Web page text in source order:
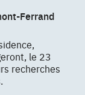
Ferrand
le 23
recherches